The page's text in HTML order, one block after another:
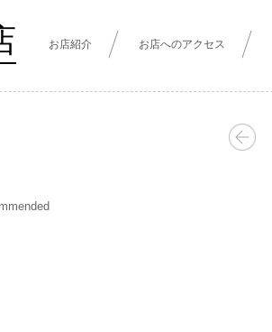
お店紹介 お店へのアクセス